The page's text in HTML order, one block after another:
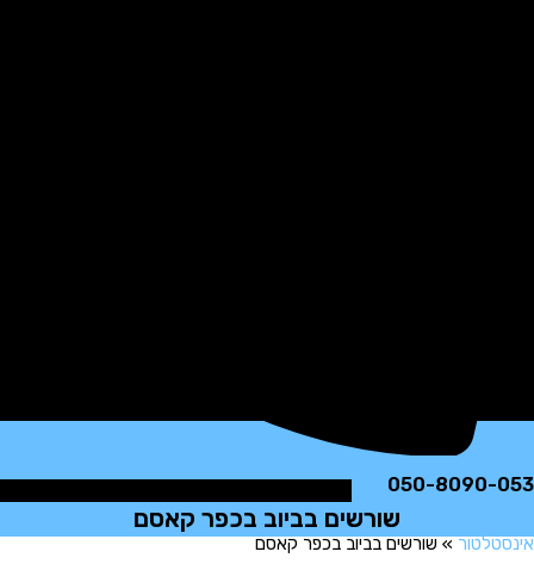
050-
שורשים בביוב בכפר קאסם
»שורשים בביוב בכפר קאסם